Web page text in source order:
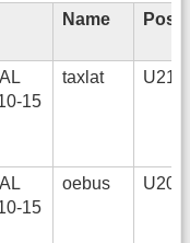
Name Pos.
15
taxlat U213,
15
oebus U207,